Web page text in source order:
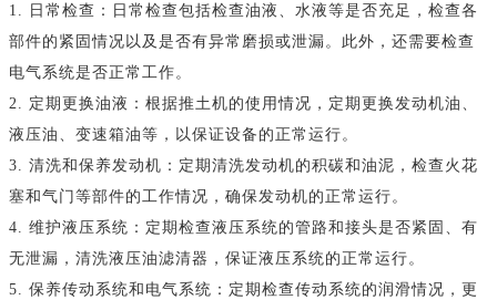
1. 日常检查：日常检查包括检查油液、水液等是否充足，检查各
部件的紧固情况以及是否有异常磨损或泄漏。此外，还需要检查
电气系统是否正常工作。
2. 定期更换油液：根据推土机的使用情况，定期更换发动机油、
液压油、变速箱油等，以保证设备的正常运行。
3. 清洗和保养发动机：定期清洗发动机的积碳和油泥，检查火花
塞和气门等部件的工作情况，确保发动机的正常运行。
4. 维护液压系统：定期检查液压系统的管路和接头是否紧固、有
无泄漏，清洗液压油滤清器，保证液压系统的正常运行。
5. 保养传动系统和电气系统：定期检查传动系统的润滑情况，更